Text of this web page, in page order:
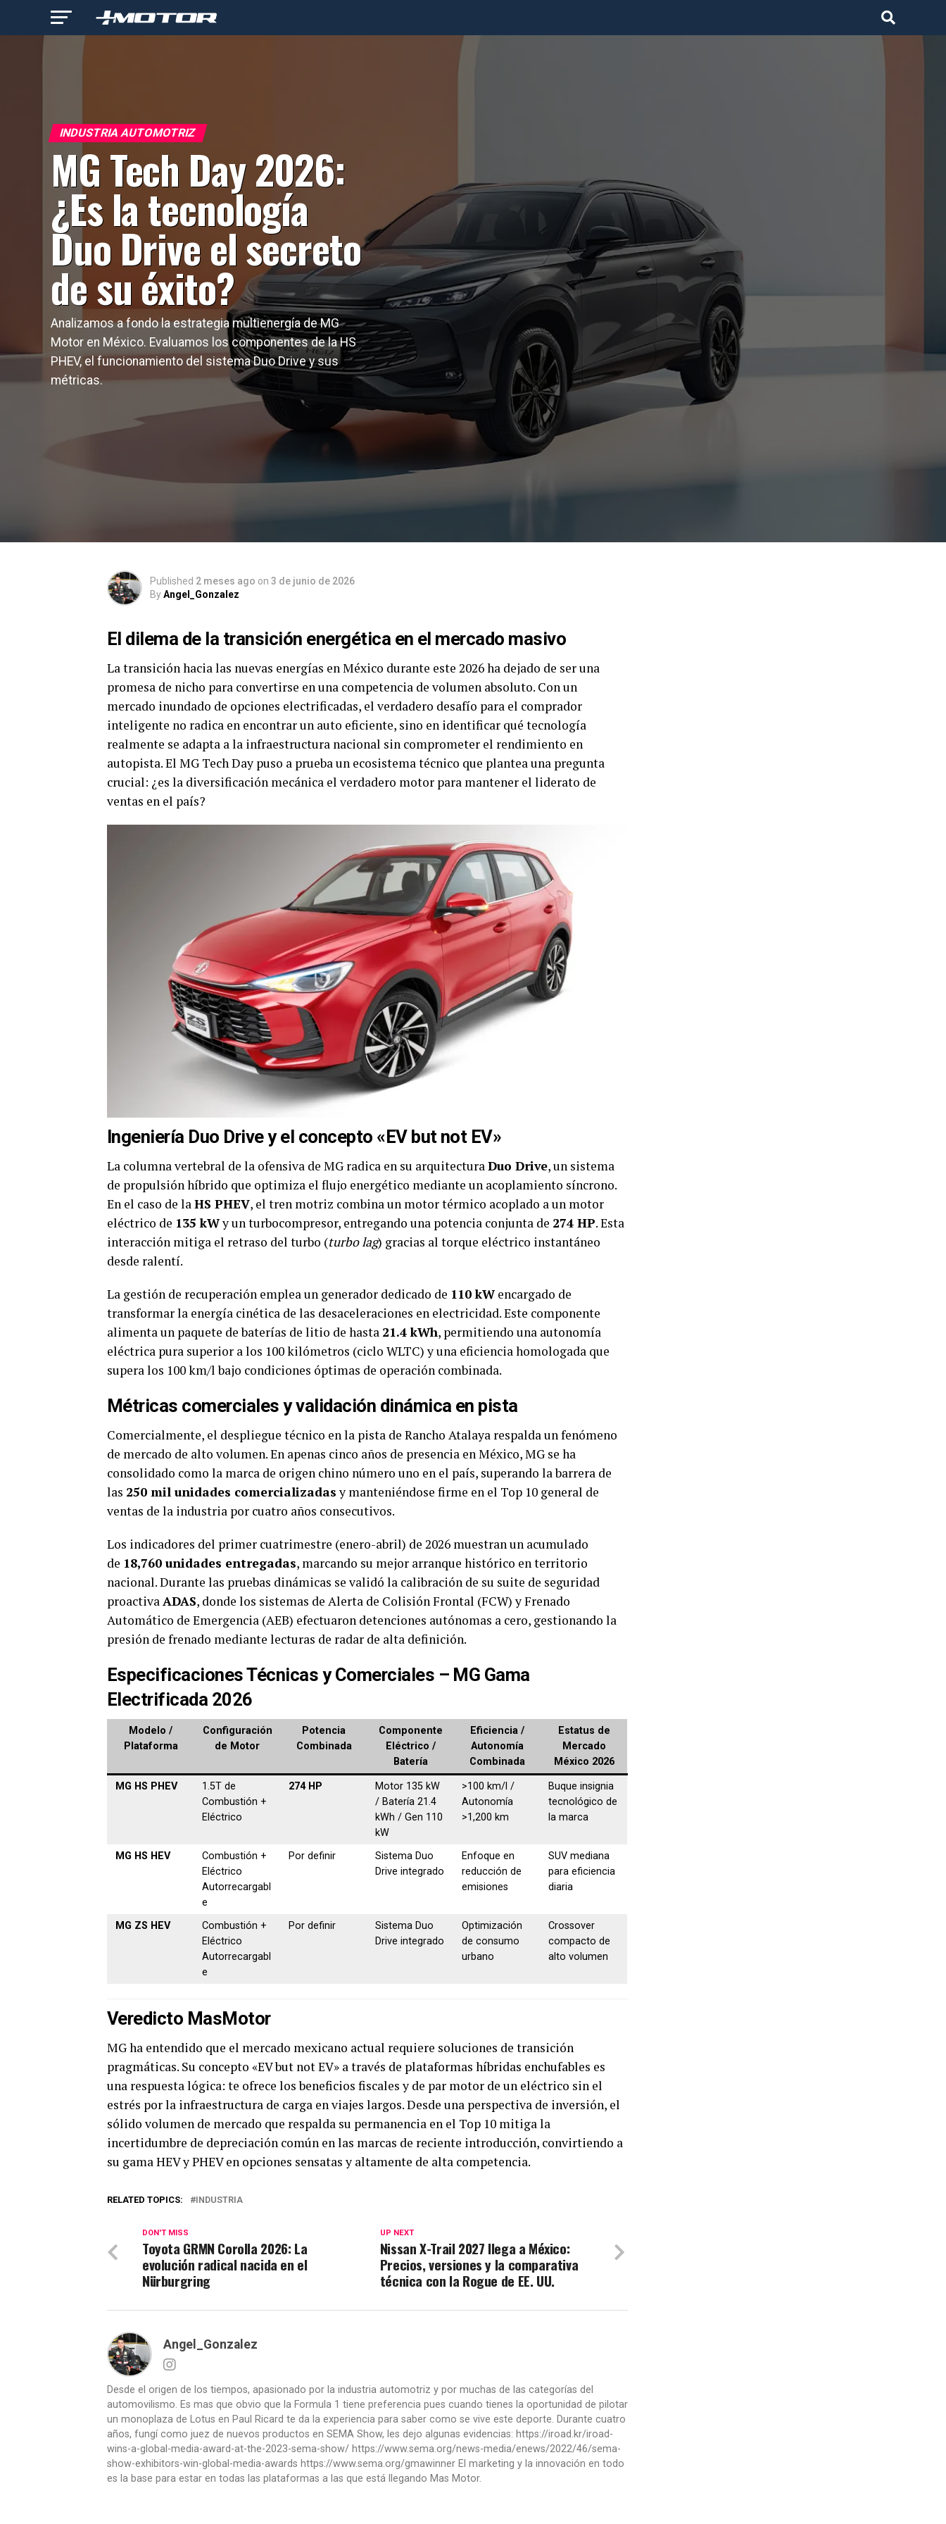
INDUSTRIA AUTOMOTRIZ
MG Tech Day 2026:
¿Es la tecnología
Duo Drive el secreto
de su éxito?
Analizamos a fondo la estrategia multienergía de MG
Motor en México. Evaluamos los componentes de la HS
PHEV, el funcionamiento del sistema Duo Drive y sus
métricas.
Published 2 meses ago on 3 de junio de 2026
ByAngel_Gonzalez
El dilema de la transición energética en el mercado masivo
La transición hacia las nuevas energías en México durante este 2026 ha dejado de ser una
promesa de nicho para convertirse en una competencia de volumen absoluto. Con un
mercado inundado de opciones electrificadas, el verdadero desafío para el comprador
inteligente no radica en encontrar un auto eficiente, sino en identificar qué tecnología
realmente se adapta a la infraestructura nacional sin comprometer el rendimiento en
autopista. El MG Tech Day puso a prueba un ecosistema técnico que plantea una pregunta
crucial: ¿es la diversificación mecánica el verdadero motor para mantener el liderato de
ventas en el país?
Ingeniería Duo Drive y el concepto «EV but not EV»
La columna vertebral de la ofensiva de MG radica en su arquitecturaDuo Drive, un sistema
de propulsión híbrido que optimiza el flujo energético mediante un acoplamiento síncrono.
En el caso de laHS PHEV, el tren motriz combina un motor térmico acoplado a un motor
eléctrico de 135 kWy un turbocompresor, entregando una potencia conjunta de 274 HP. Esta
interacción mitiga el retraso del turbo (turbo lag) gracias al torque eléctrico instantáneo
desde ralentí.
La gestión de recuperación emplea un generador dedicado de 110 kWencargado de
transformar la energía cinética de las desaceleraciones en electricidad. Este componente
alimenta un paquete de baterías de litio de hasta 21.4 kWh, permitiendo una autonomía
eléctrica pura superior a los 100 kilómetros (ciclo WLTC) y una eficiencia homologada que
supera los 100 km/l bajo condiciones óptimas de operación combinada.
Métricas comerciales y validación dinámica en pista
Comercialmente, el despliegue técnico en la pista de Rancho Atalaya respalda un fenómeno
de mercado de alto volumen. En apenas cinco años de presencia en México, MG se ha
consolidado como la marca de origen chino número uno en el país, superando la barrera de
las 250 mil unidades comercializadasy manteniéndose firme en el Top 10 general de
ventas de la industria por cuatro años consecutivos.
Los indicadores del primer cuatrimestre (enero-abril) de 2026 muestran un acumulado
de 18,760 unidades entregadas, marcando su mejor arranque histórico en territorio
nacional. Durante las pruebas dinámicas se validó la calibración de su suite de seguridad
proactivaADAS, donde los sistemas de Alerta de Colisión Frontal (FCW) y Frenado
Automático de Emergencia (AEB) efectuaron detenciones autónomas a cero, gestionando la
presión de frenado mediante lecturas de radar de alta definición.
Especificaciones Técnicas y Comerciales – MG Gama
Electrificada 2026
Modelo /
Plataforma
Configuración
de Motor
Potencia
Combinada
Componente
Eléctrico /
Batería
Eficiencia /
Autonomía
Combinada
Estatus de
Mercado
México 2026
MG HS PHEV
1.5T de
Combustión +
Eléctrico
274 HP
Motor 135 kW
/ Batería 21.4
kWh / Gen 110
kW
>100 km/l /
Autonomía
>1,200 km
Buque insignia
tecnológico de
la marca
MG HS HEV
Combustión +
Eléctrico
Autorrecargabl
e
Por definir
Sistema Duo
Drive integrado
Enfoque en
reducción de
emisiones
SUV mediana
para eficiencia
diaria
MG ZS HEV
Combustión +
Eléctrico
Autorrecargabl
e
Por definir
Sistema Duo
Drive integrado
Optimización
de consumo
urbano
Crossover
compacto de
alto volumen
Veredicto MasMotor
MG ha entendido que el mercado mexicano actual requiere soluciones de transición
pragmáticas. Su concepto «EV but not EV» a través de plataformas híbridas enchufables es
una respuesta lógica: te ofrece los beneficios fiscales y de par motor de un eléctrico sin el
estrés por la infraestructura de carga en viajes largos. Desde una perspectiva de inversión, el
sólido volumen de mercado que respalda su permanencia en el Top 10 mitiga la
incertidumbre de depreciación común en las marcas de reciente introducción, convirtiendo a
su gama HEV y PHEV en opciones sensatas y altamente de alta competencia.
RELATED TOPICS: INDUSTRIA
UP NEXT
Nissan X-Trail 2027 llega a México:
Precios, versiones y la comparativa
técnica con la Rogue de EE. UU.
DON'T MISS
Toyota GRMN Corolla 2026: La
evolución radical nacida en el
Nürburgring
Angel_Gonzalez
Desde el origen de los tiempos, apasionado por la industria automotriz y por muchas de las categorías del
automovilismo. Es mas que obvio que la Formula 1 tiene preferencia pues cuando tienes la oportunidad de pilotar
un monoplaza de Lotus en Paul Ricard te da la experiencia para saber como se vive este deporte. Durante cuatro
años, fungí como juez de nuevos productos en SEMA Show, les dejo algunas evidencias: https://iroad.kr/iroad-
wins-a-global-media-award-at-the-2023-sema-show/ https://www.sema.org/news-media/enews/2022/46/sema-
show-exhibitors-win-global-media-awards https://www.sema.org/gmawinner El marketing y la innovación en todo
es la base para estar en todas las plataformas a las que está llegando Mas Motor.